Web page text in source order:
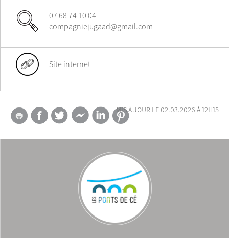
07 68 74 10 04
compagniejugaad@gmail.com
Site internet
mis à jour le 02.03.2026 à 12h15